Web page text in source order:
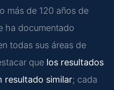
más de 120 años de
ha documentado
todas sus áreas de
que los resultados
resultado similar; cada